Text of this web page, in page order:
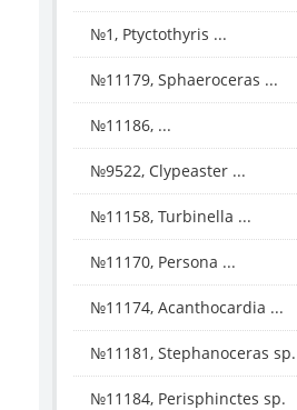
№1, Ptyctothyris ...
№11179, Sphaeroceras ...
№11186, ...
№9522, Clypeaster ...
№11158, Turbinella ...
№11170, Persona ...
№11174, Acanthocardia ...
№11181, Stephanoceras sp.
№11184, Perisphinctes sp.